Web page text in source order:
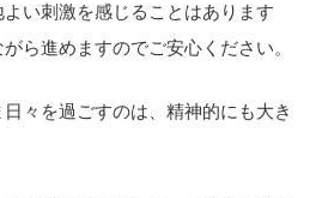
い刺激を感じることはあります
ら進めますのでご安心ください。
々を過ごすのは、精神的にも大き